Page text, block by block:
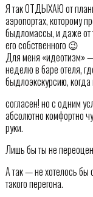
Я так ОТДЫХАЮ от
аэропортах, которому
быдломассы, и даже от
его собственного 😉
Для меня «идеотизм» —
неделю в баре отеля,
быдлоэкскурсию,
согласен! но с одним
абсолютно комфортно
руки.
Лишь бы ты не
А так — не хотелось бы
такого перегона.